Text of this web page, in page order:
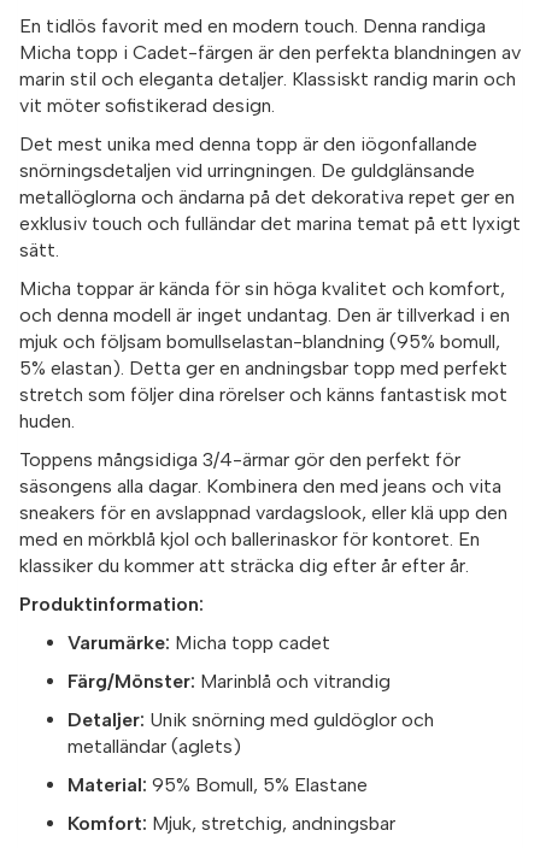
En tidlös favorit med en modern touch. Denna randiga
Micha topp i Cadet-färgen är den perfekta blandningen av
marin stil och eleganta detaljer. Klassiskt randig marin och
vit möter sofistikerad design.
Det mest unika med denna topp är den iögonfallande
snörningsdetaljen vid urringningen. De guldglänsande
metallöglorna och ändarna på det dekorativa repet ger en
exklusiv touch och fulländar det marina temat på ett lyxigt
sätt.
Micha toppar är kända för sin höga kvalitet och komfort,
och denna modell är inget undantag. Den är tillverkad i en
mjuk och följsam bomullselastan-blandning (95% bomull,
5% elastan). Detta ger en andningsbar topp med perfekt
stretch som följer dina rörelser och känns fantastisk mot
huden.
Toppens mångsidiga 3/4-ärmar gör den perfekt för
säsongens alla dagar. Kombinera den med jeans och vita
sneakers för en avslappnad vardagslook, eller klä upp den
med en mörkblå kjol och ballerinaskor för kontoret. En
klassiker du kommer att sträcka dig efter år efter år.
Produktinformation:
Varumärke: Micha topp cadet
Färg/Mönster: Marinblå och vitrandig
Detaljer: Unik snörning med guldöglor och
metalländar (aglets)
Material: 95% Bomull, 5% Elastane
Komfort: Mjuk, stretchig, andningsbar